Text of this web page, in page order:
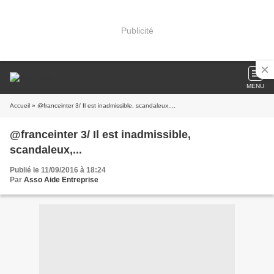
Publicité
MENU
Accueil » @franceinter 3/ Il est inadmissible, scandaleux,...
@franceinter 3/ Il est inadmissible,
scandaleux,...
Publié le 11/09/2016 à 18:24
Par Asso Aide Entreprise